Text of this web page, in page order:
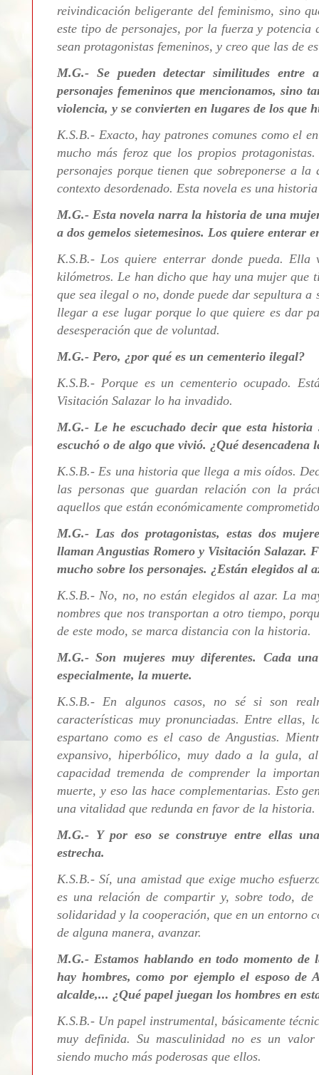
reivindicación beligerante del feminismo, sino
este tipo de personajes, por la fuerza y potencia
sean protagonistas femeninos, y creo que las de
M.G.- Se pueden detectar similitudes entre
personajes femeninos que mencionamos, sino
violencia, y se convierten en lugares de los que
K.S.B.- Exacto, hay patrones comunes como el
mucho más feroz que los propios
personajes porque tienen que sobreponerse a
contexto desordenado. Esta novela es una
M.G.- Esta novela narra la historia de una
a dos gemelos sietemesinos. Los quiere
K.S.B.- Los quiere enterrar donde pueda. Ella
kilómetros. Le han dicho que hay una mujer que
que sea ilegal o no, donde puede dar sepultura
llegar a ese lugar porque lo que quiere es dar
desesperación que de voluntad.
M.G.- Pero, ¿por qué es un cementerio ilegal?
K.S.B.- Porque es un cementerio ocupado.
Visitación Salazar lo ha invadido.
M.G.- Le he escuchado decir que esta
escuchó o de algo que vivió. ¿Qué desencadena
K.S.B.- Es una historia que llega a mis oídos.
las personas que guardan relación con la
aquellos que están económicamente
M.G.- Las dos protagonistas, estas dos
llaman Angustias Romero y Visitación Salazar.
mucho sobre los personajes. ¿Están elegidos al
K.S.B.- No, no, no están elegidos al azar. La
nombres que nos transportan a otro tiempo,
de este modo, se marca distancia con la historia.
M.G.- Son mujeres muy diferentes. Cada
especialmente, la muerte.
K.S.B.- En algunos casos, no sé si son
características muy pronunciadas. Entre ellas,
espartano como es el caso de Angustias.
expansivo, hiperbólico, muy dado a la gula,
capacidad tremenda de comprender la
muerte, y eso las hace complementarias. Esto
una vitalidad que redunda en favor de la historia.
M.G.- Y por eso se construye entre ellas
estrecha.
K.S.B.- Sí, una amistad que exige mucho
es una relación de compartir y, sobre todo,
solidaridad y la cooperación, que en un entorno
de alguna manera, avanzar.
M.G.- Estamos hablando en todo momento
hay hombres, como por ejemplo el esposo
alcalde,... ¿Qué papel juegan los hombres en
K.S.B.- Un papel instrumental, básicamente
muy definida. Su masculinidad no es un
siendo mucho más poderosas que ellos.